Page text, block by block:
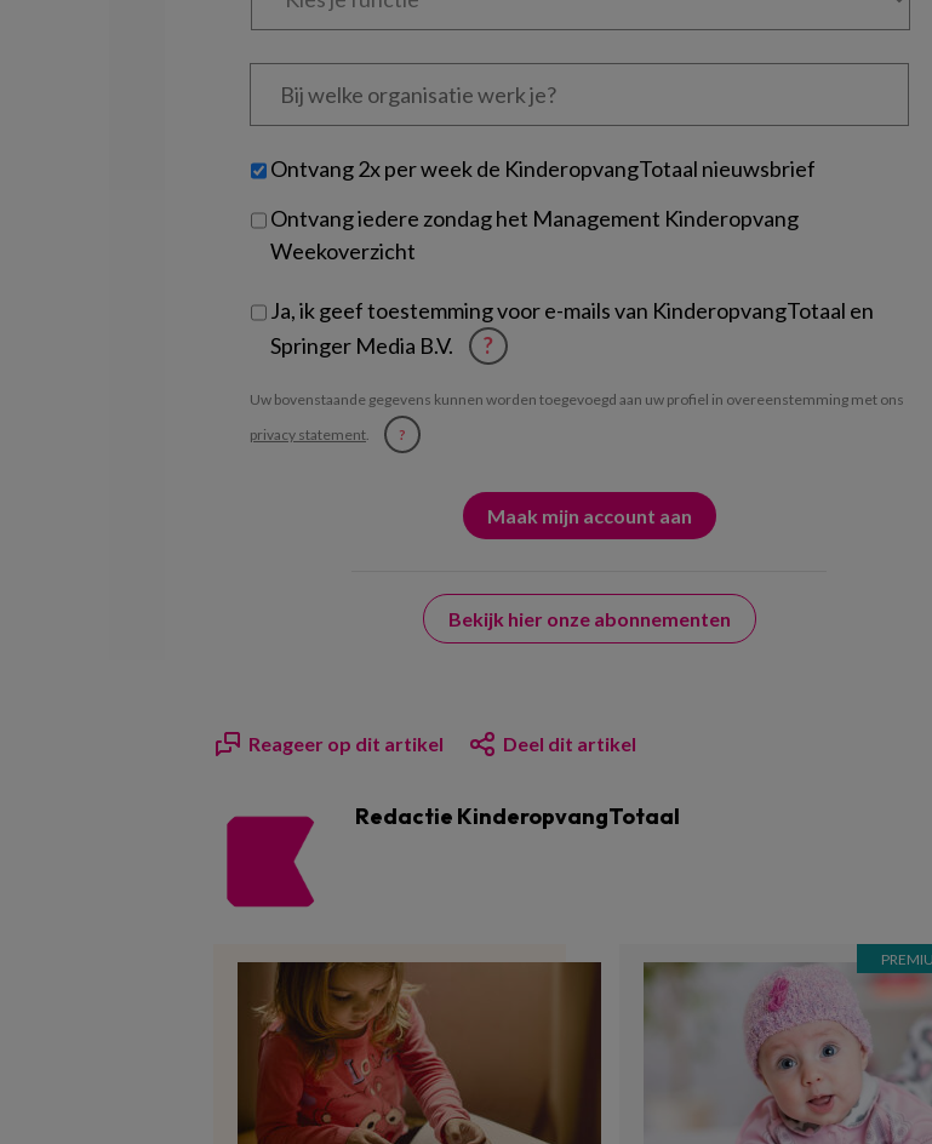
Bij
welke
je?
Untitled
Ontvang 2x per week de KinderopvangTotaal nieuwsbrief
Ontvang iedere zondag het Management Kinderopvang
Weekoverzicht
Ja, ik geef toestemming voor e-mails van KinderopvangTotaal en
Springer Media B.V.
?
Uw bovenstaande gegevens kunnen worden toegevoegd aan uw profiel in overeenstemming met ons
privacy statement. ?
Bekijk hier onze abonnementen
Reageer op dit artikel Deel dit artikel
Redactie KinderopvangTotaal